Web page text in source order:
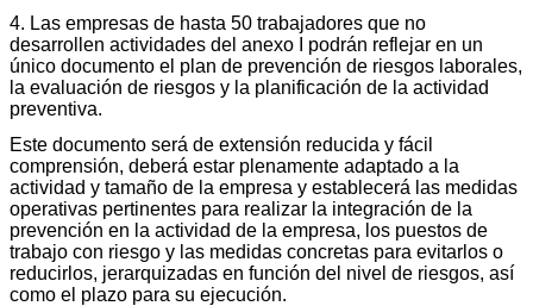
4. Las empresas de hasta 50 trabajadores que no
desarrollen actividades del anexo I podrán reflejar en un
único documento el plan de prevención de riesgos laborales,
la evaluación de riesgos y la planificación de la actividad
preventiva.
Este documento será de extensión reducida y fácil
comprensión, deberá estar plenamente adaptado a la
actividad y tamaño de la empresa y establecerá las medidas
operativas pertinentes para realizar la integración de la
prevención en la actividad de la empresa, los puestos de
trabajo con riesgo y las medidas concretas para evitarlos o
reducirlos, jerarquizadas en función del nivel de riesgos, así
como el plazo para su ejecución.